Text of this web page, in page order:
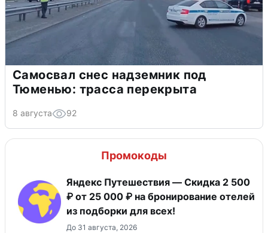
Самосвал снес надземник под
Тюменью: трасса перекрыта
8 августа 92
Промокоды
Яндекс Путешествия — Скидка 2 500
₽ от 25 000 ₽ на бронирование отелей
из подборки для всех!
До 31 августа, 2026